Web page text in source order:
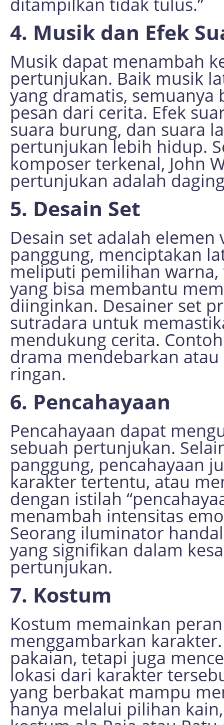
4. Musik dan Efek
Musik dapat menambah
pertunjukan. Baik musik
yang dramatis,
pesan dari cerita. Efek
suara burung, dan suara
pertunjukan lebih hidup.
komposer terkenal, John
pertunjukan adalah
5. Desain Set
Desain set adalah
panggung, menciptakan
meliputi pemilihan
yang bisa membantu
diinginkan. Desainer set
sutradara untuk
mendukung cerita.
drama mendebarkan
ringan.
6. Pencahayaan
Pencahayaan dapat
sebuah pertunjukan.
panggung, pencahayaan
karakter tertentu, atau
dengan istilah
menambah intensitas
Seorang iluminator
yang signifikan dalam
pertunjukan.
7. Kostum
Kostum memainkan
menggambarkan
pakaian, tetapi juga
lokasi dari karakter
yang berbakat mampu
hanya melalui pilihan